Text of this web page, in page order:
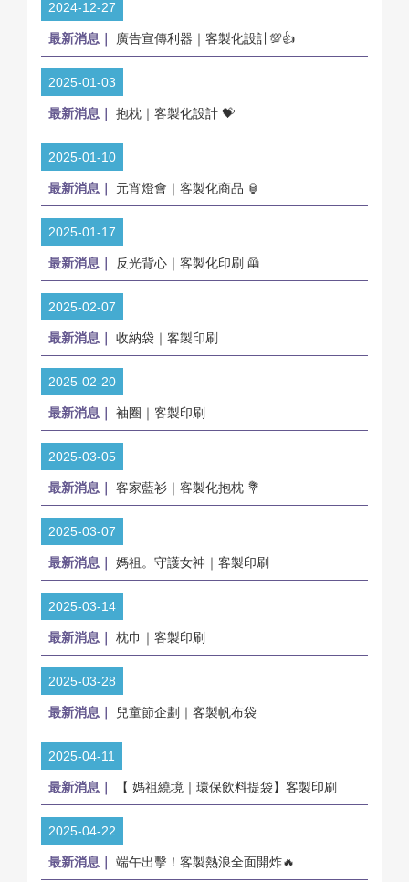
2024-12-27
最新消息｜ 廣告宣傳利器｜客製化設計💯👍
2025-01-03
最新消息｜ 抱枕｜客製化設計 💝
2025-01-10
最新消息｜ 元宵燈會｜客製化商品 🏮
2025-01-17
最新消息｜ 反光背心｜客製化印刷 🦺
2025-02-07
最新消息｜ 收納袋｜客製印刷
2025-02-20
最新消息｜ 袖圈｜客製印刷
2025-03-05
最新消息｜ 客家藍衫｜客製化抱枕 💐
2025-03-07
最新消息｜ 媽祖。守護女神｜客製印刷
2025-03-14
最新消息｜ 枕巾｜客製印刷
2025-03-28
最新消息｜ 兒童節企劃｜客製帆布袋
2025-04-11
最新消息｜ 【 媽祖繞境｜環保飲料提袋】客製印刷
2025-04-22
最新消息｜ 端午出擊！客製熱浪全面開炸🔥